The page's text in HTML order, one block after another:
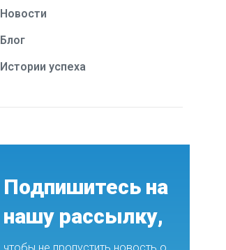
Новости
Блог
Истории успеха
Подпишитесь на
нашу рассылку,